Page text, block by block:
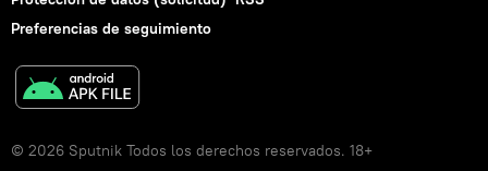
Preferencias de seguimiento
© 2026 Sputnik Todos los derechos reservados. 18+